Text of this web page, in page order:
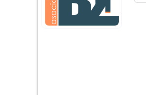
De 4 ani am o relatie
serioasa cu un barbat